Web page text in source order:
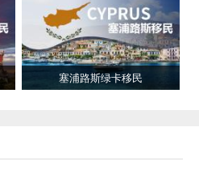
塞浦路斯绿卡移民